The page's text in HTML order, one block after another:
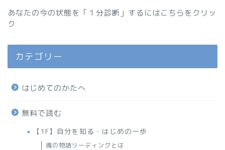
あなたの今の状態を「１分診断」するにはこちらをクリッ
ク
カテゴリー
はじめてのかたへ
無料で読む
【1F】自分を知る・はじめの一歩
魂の物語リーディングとは